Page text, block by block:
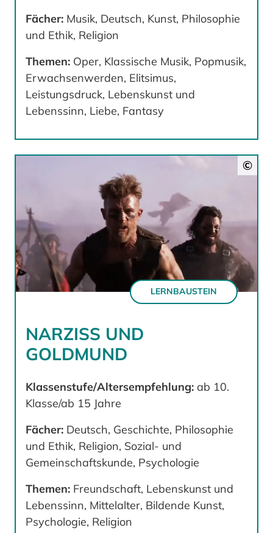
Fächer: Musik, Deutsch, Kunst, Philosophie
und Ethik, Religion
Themen: Oper, Klassische Musik, Popmusik,
Erwachsenwerden, Elitsimus,
Leistungsdruck, Lebenskunst und
Lebenssinn, Liebe, Fantasy
©
LERNBAUSTEIN
NARZISS UND
GOLDMUND
Klassenstufe/Altersempfehlung: ab 10.
Klasse/ab 15 Jahre
Fächer: Deutsch, Geschichte, Philosophie
und Ethik, Religion, Sozial- und
Gemeinschaftskunde, Psychologie
Themen: Freundschaft, Lebenskunst und
Lebenssinn, Mittelalter, Bildende Kunst,
Psychologie, Religion